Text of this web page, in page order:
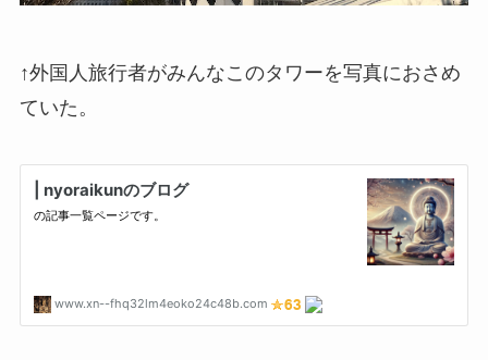
↑外国人旅行者がみんなこのタワーを写真におさめ
ていた。